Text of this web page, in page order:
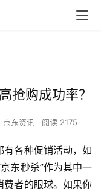
抢购成功率？
京东资讯 阅读 2175
有各种促销活动，如
东秒杀”作为其中一
费者的眼球。如果你